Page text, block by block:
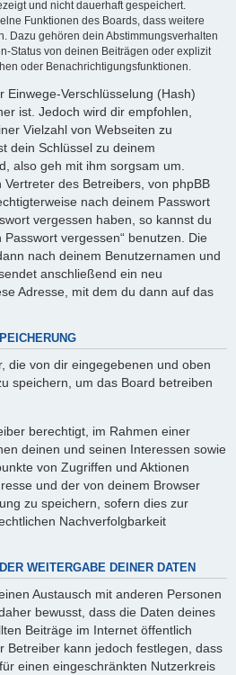
und nicht dauerhaft gespeichert.
Funktionen des Boards, dass weitere
Dazu gehören dein Abstimmungsverhalten
Status von deinen Beiträgen oder explizit
oder Benachrichtigungsfunktionen.
Einwege-Verschlüsselung (Hash)
ist. Jedoch wird dir empfohlen,
Vielzahl von Webseiten zu
dein Schlüssel zu deinem
also geh mit ihm sorgsam um.
des Betreibers, von phpBB
nach deinem Passwort
vergessen haben, so kannst du
vergessen“ benutzen. Die
nach deinem Benutzernamen und
anschließend ein neu
Adresse, mit dem du dann auf das
die von dir eingegebenen und oben
speichern, um das Board betreiben
berechtigt, im Rahmen einer
deinen und seinen Interessen sowie
von Zugriffen und Aktionen
und der von deinem Browser
zu speichern, sofern dies zur
Nachverfolgbarkeit
WEITERGABE DEINER DATEN
Austausch mit anderen Personen
bewusst, dass die Daten deines
Beiträge im Internet öffentlich
Betreiber kann jedoch festlegen, dass
einen eingeschränkten Nutzerkreis